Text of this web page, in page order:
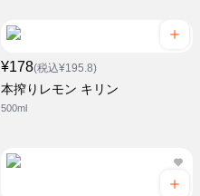
¥178(税込¥195.8)
本搾りレモン キリン
500ml